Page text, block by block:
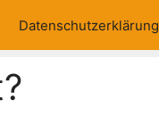
Datenschutzerklärung